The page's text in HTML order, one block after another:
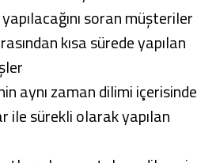
soran müşteriler
kısa sürede yapılan
aynı zaman dilimi içerisinde
ile sürekli olarak yapılan